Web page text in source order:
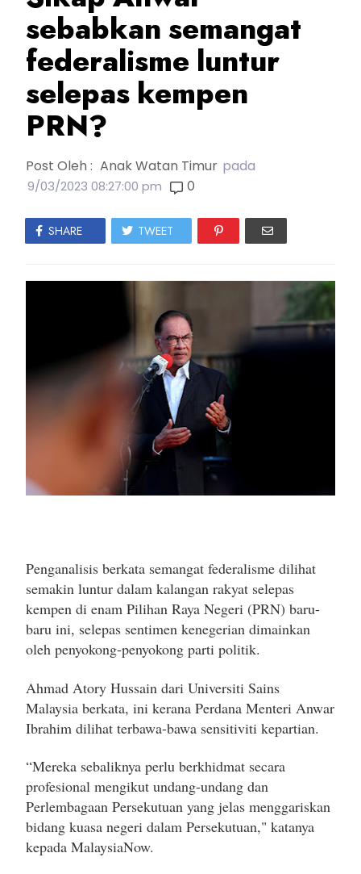
sebabkan semangat
federalisme luntur
selepas kempen
PRN?
Post Oleh : Anak Watan Timur pada
9/03/2023 08:27:00 pm 0
SHARE TWEET
Penganalisis berkata semangat federalisme dilihat
semakin luntur dalam kalangan rakyat selepas
kempen di enam Pilihan Raya Negeri (PRN) baru-
baru ini, selepas sentimen kenegerian dimainkan
oleh penyokong-penyokong parti politik.
Ahmad Atory Hussain dari Universiti Sains
Malaysia berkata, ini kerana Perdana Menteri Anwar
Ibrahim dilihat terbawa-bawa sensitiviti kepartian.
“Mereka sebaliknya perlu berkhidmat secara
profesional mengikut undang-undang dan
Perlembagaan Persekutuan yang jelas menggariskan
bidang kuasa negeri dalam Persekutuan," katanya
kepada MalaysiaNow.